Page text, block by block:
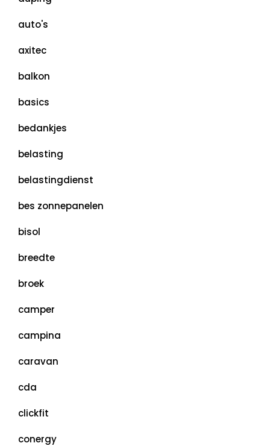
auto's
axitec
balkon
basics
bedankjes
belasting
belastingdienst
bes zonnepanelen
bisol
breedte
broek
camper
campina
caravan
cda
clickfit
conergy